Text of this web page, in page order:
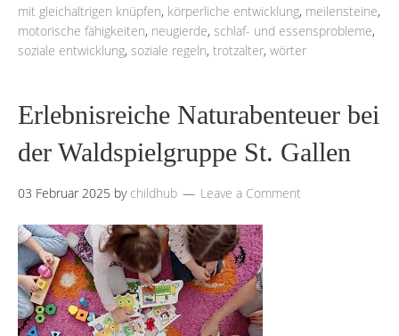
mit gleichaltrigen knüpfen, körperliche entwicklung, meilensteine,
motorische fähigkeiten, neugierde, schlaf- und essensprobleme,
soziale entwicklung, soziale regeln, trotzalter, wörter
Erlebnisreiche Naturabenteuer bei
der Waldspielgruppe St. Gallen
03 Februar 2025 by childhub Leave a Comment